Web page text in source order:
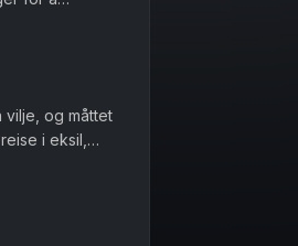
vilje, og måttet
i eksil,